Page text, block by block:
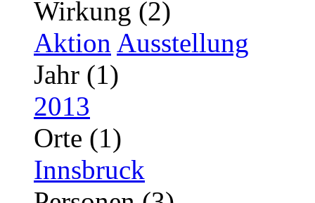
Wirkung (2)
Aktion Ausstellung
Jahr (1)
2013
Orte (1)
Innsbruck